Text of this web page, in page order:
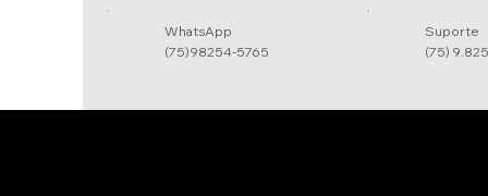
WhatsApp
(75)98254-5765
Suporte
(75)